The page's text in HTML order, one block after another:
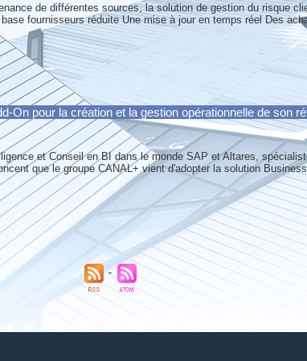
de différentes sources, la solution de gestion du risque
fournisseurs réduite Une mise à jour en temps réel Des
On pour la création et la gestion opérationnelle de son
et Conseil en BI dans le monde SAP et Altares,
que le groupe CANAL+ vient d'adopter la solution